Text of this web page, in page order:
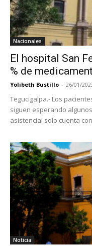
Nacionales
El hospital San
% de
Yolibeth Bustillo - 26/01/
Tegucigalpa.- Los
siguen esperando
asistencial solo cuenta
Noticia